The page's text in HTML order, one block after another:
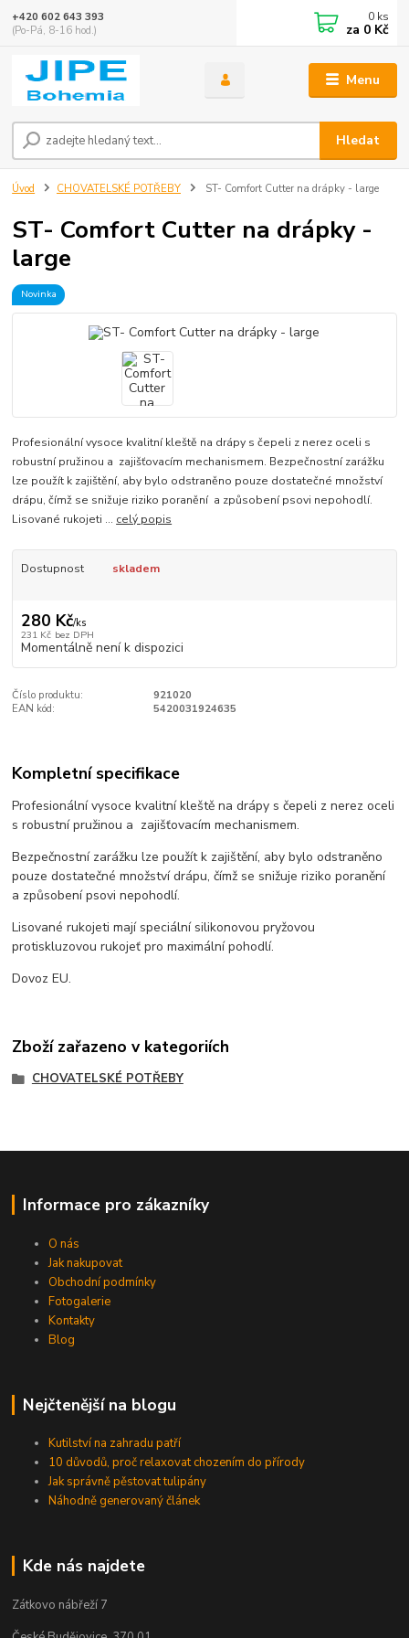
Menu
Hledat
+420 602 643 393
(Po-Pá, 8-16 hod.)
0 ks
za 0 Kč
Úvod CHOVATELSKÉ POTŘEBY ST- Comfort Cutter na drápky - large
ST- Comfort Cutter na drápky -
large
Novinka
Profesionální vysoce kvalitní kleště na drápy s čepeli z nerez oceli s
robustní pružinou a zajišťovacím mechanismem. Bezpečnostní zarážku
lze použít k zajištění, aby bylo odstraněno pouze dostatečné množství
drápu, čímž se snižuje riziko poranění a způsobení psovi nepohodlí.
Lisované rukojeti ... celý popis
Dostupnost skladem
280 Kč/ks
231 Kč bez DPH
Momentálně není k dispozici
Číslo produktu:
921020
EAN kód:
5420031924635
Kompletní specifikace
Profesionální vysoce kvalitní kleště na drápy s čepeli z nerez oceli
s robustní pružinou a zajišťovacím mechanismem.
Bezpečnostní zarážku lze použít k zajištění, aby bylo odstraněno
pouze dostatečné množství drápu, čímž se snižuje riziko poranění
a způsobení psovi nepohodlí.
Lisované rukojeti mají speciální silikonovou pryžovou
protiskluzovou rukojeť pro maximální pohodlí.
Dovoz EU.
Zboží zařazeno v kategoriích
CHOVATELSKÉ POTŘEBY
Informace pro zákazníky
O nás
Jak nakupovat
Obchodní podmínky
Fotogalerie
Kontakty
Blog
Nejčtenější na blogu
Kutilství na zahradu patří
10 důvodů, proč relaxovat chozením do přírody
Jak správně pěstovat tulipány
Náhodně generovaný článek
Kde nás najdete
Zátkovo nábřeží 7